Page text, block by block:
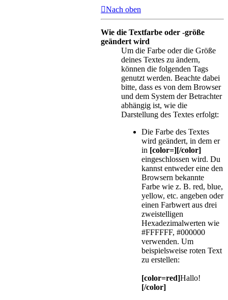
Nach oben
Wie die Textfarbe oder -größe
geändert wird
Um die Farbe oder die Größe
deines Textes zu ändern,
können die folgenden Tags
genutzt werden. Beachte dabei
bitte, dass es von dem Browser
und dem System der Betrachter
abhängig ist, wie die
Darstellung des Textes erfolgt:
Die Farbe des Textes
wird geändert, in dem er
in [color=][/color]
eingeschlossen wird. Du
kannst entweder eine den
Browsern bekannte
Farbe wie z. B. red, blue,
yellow, etc. angeben oder
einen Farbwert aus drei
zweistelligen
Hexadezimalwerten wie
#FFFFFF, #000000
verwenden. Um
beispielsweise roten Text
zu erstellen:
[color=red]Hallo!
[/color]